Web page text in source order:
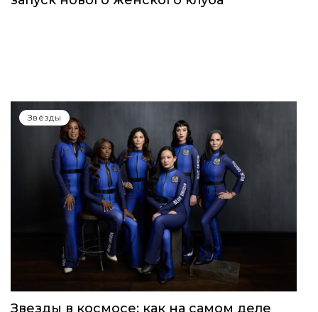
Звёзды
Звезды в космосе: как на самом деле